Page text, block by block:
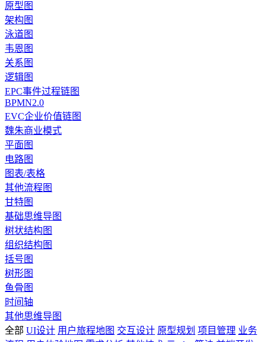
原型图
架构图
泳道图
韦恩图
关系图
逻辑图
EPC事件过程链图
BPMN2.0
EVC企业价值链图
魏朱商业模式
平面图
电路图
图表/表格
其他流程图
甘特图
基础思维导图
树状结构图
组织结构图
括号图
树形图
鱼骨图
时间轴
其他思维导图
全部 UI设计 用户旅程地图 交互设计 原型规划 项目管理 业务